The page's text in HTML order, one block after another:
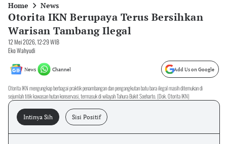
Home News
Otorita IKN Berupaya Terus Bersihkan
Warisan Tambang Ilegal
12 Mei 2026, 12:29 WIB
Eko Wahyudi
News Channel Add Us on Google
Otorita IKN mengungkap berbagai praktik penambangan dan pengangkutan batu bara ilegal masih ditemukan di
sejumlah titik kawasan hutan konservasi, termasuk di wilayah Tahura Bukit Soeharto. (Dok. Otorita IKN)
Intinya Sih Sisi Positif